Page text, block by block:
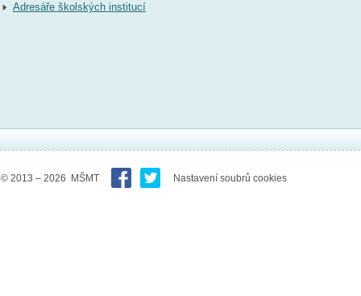
Adresáře školských institucí
© 2013 – 2026 MŠMT Nastavení soubrů cookies